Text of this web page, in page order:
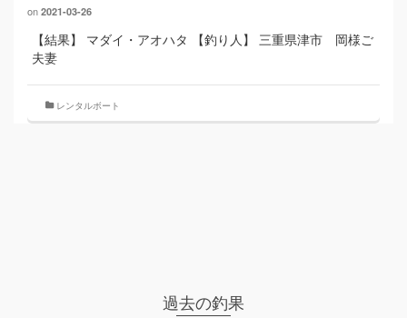
on 2021-03-26
【結果】 マダイ・アオハタ 【釣り人】 三重県津市 岡様ご
夫妻
レンタルボート
過去の釣果